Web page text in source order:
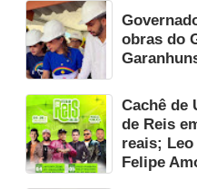
obras do
Cachê de
de Reis
reais; Leo
Felipe